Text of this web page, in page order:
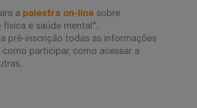
a palestra on-line sobre
física e saúde mental".
pré-inscrição todas as informações
participar, como acessar a